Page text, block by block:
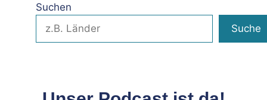
Suchen
Suche